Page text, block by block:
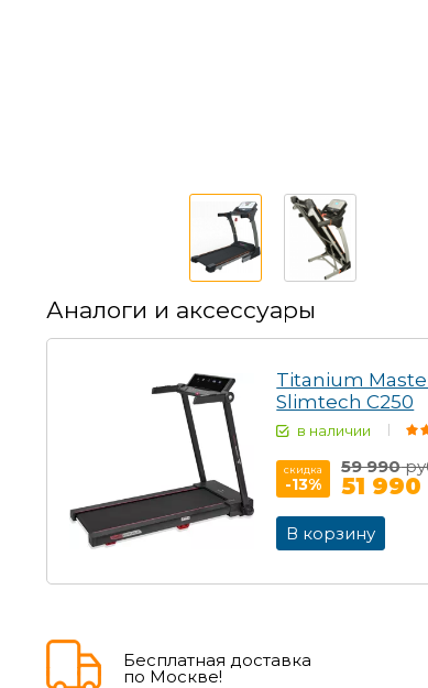
Аналоги и аксессуары
Titanium
Slimtech C250
в наличии
скидка
-13%
59 990
51 990
В корзину
Бесплатная доставка
по Москве!